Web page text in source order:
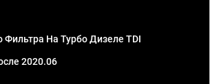
На Турбо Дизеле TDI
2020.06